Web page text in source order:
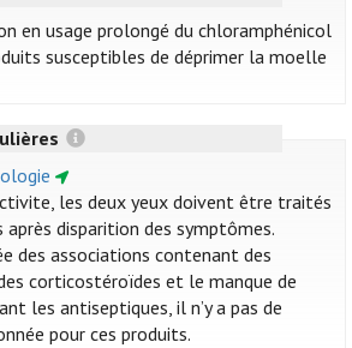
en usage prolongé du chloramphénicol
susceptibles de déprimer la moelle
les deux yeux doivent être traités
après disparition des symptômes.
des associations contenant des
corticostéroïdes et le manque de
les antiseptiques, il n’y a pas de
pour ces produits.